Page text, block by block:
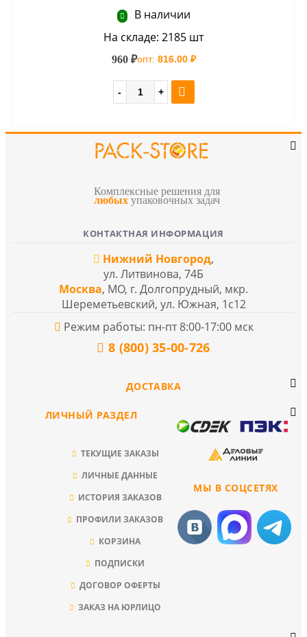
В наличии
На складе: 2185 шт
960 ₽опт: 816.00 ₽
Комплексные решения для
любых упаковочных задач
КОНТАКТНАЯ ИНФОРМАЦИЯ
Нижний Новгород,
ул. Литвинова, 74Б
Москва, МО, г. Долгопрудный, мкр.
Шереметьевский, ул. Южная, 1с12
Режим работы: пн-пт 8:00-17:00 мск
8 (800) 35-00-726
ДОСТАВКА
МЫ В СОЦСЕТЯХ
ЛИЧНЫЙ РАЗДЕЛ
ТЕКУЩИЕ ЗАКАЗЫ
ЛИЧНЫЕ ДАННЫЕ
ИСТОРИЯ ЗАКАЗОВ
ПРОФИЛИ ЗАКАЗОВ
КОРЗИНА
ПОДПИСКИ
ДОГОВОР ОФЕРТЫ
ЗАКАЗ НА ЮРЛИЦО